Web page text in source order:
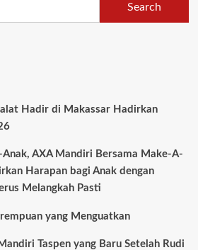
Search
Hadir di Makassar Hadirkan
AXA Mandiri Bersama Make-A-
Harapan bagi Anak dengan
Melangkah Pasti
yang Menguatkan
Taspen yang Baru Setelah Rudi